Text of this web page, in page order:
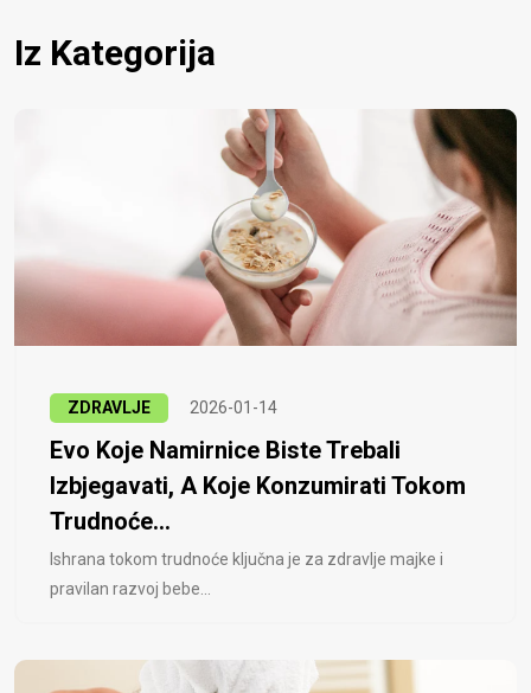
Iz Kategorija
ZDRAVLJE 2026-01-14
Evo Koje Namirnice Biste Trebali
Izbjegavati, A Koje Konzumirati Tokom
Trudnoće...
Ishrana tokom trudnoće ključna je za zdravlje majke i
pravilan razvoj bebe...